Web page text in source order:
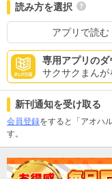
読み方を選択
アプリで読む
専用アプリのダ
サクサクまんが
新刊通知を受け取る
会員登録をすると「アオハ
す。